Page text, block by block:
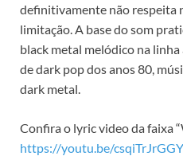
definitivamente não respeita
limitação. A base do som
black metal melódico na
de dark pop dos anos 80,
dark metal.
Confira o lyric video da faixa
https://youtu.be/csqiTrJrGGY